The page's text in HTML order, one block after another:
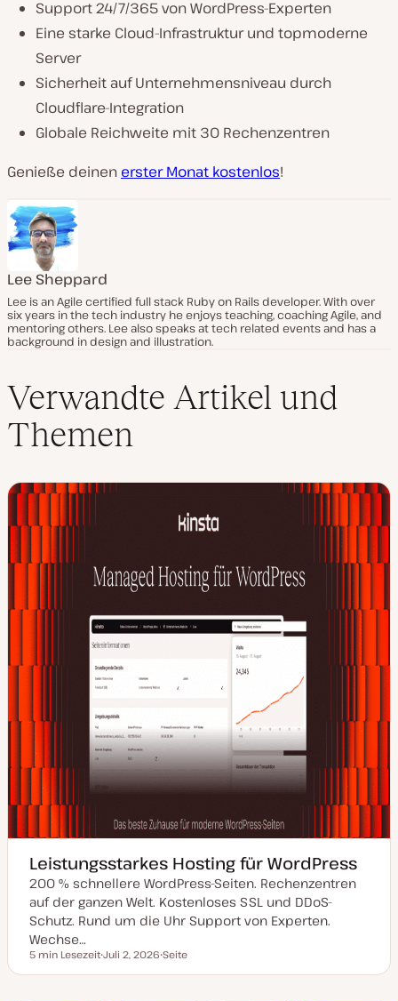
Support 24/7/365 von WordPress-Experten
Eine starke Cloud-Infrastruktur und topmoderne
Server
Sicherheit auf Unternehmensniveau durch
Cloudflare-Integration
Globale Reichweite mit 30 Rechenzentren
Genieße deinen erster Monat kostenlos!
Lee Sheppard
Lee is an Agile certified full stack Ruby on Rails developer. With over
six years in the tech industry he enjoys teaching, coaching Agile, and
mentoring others. Lee also speaks at tech related events and has a
background in design and illustration.
Verwandte Artikel und
Themen
Leistungsstarkes Hosting für WordPress
200 % schnellere WordPress-Seiten. Rechenzentren
auf der ganzen Welt. Kostenloses SSL und DDoS-
Schutz. Rund um die Uhr Support von Experten.
Wechse…
Lesezeit
5 min Lesezeit
a
Juli 2, 2026
o
Seite